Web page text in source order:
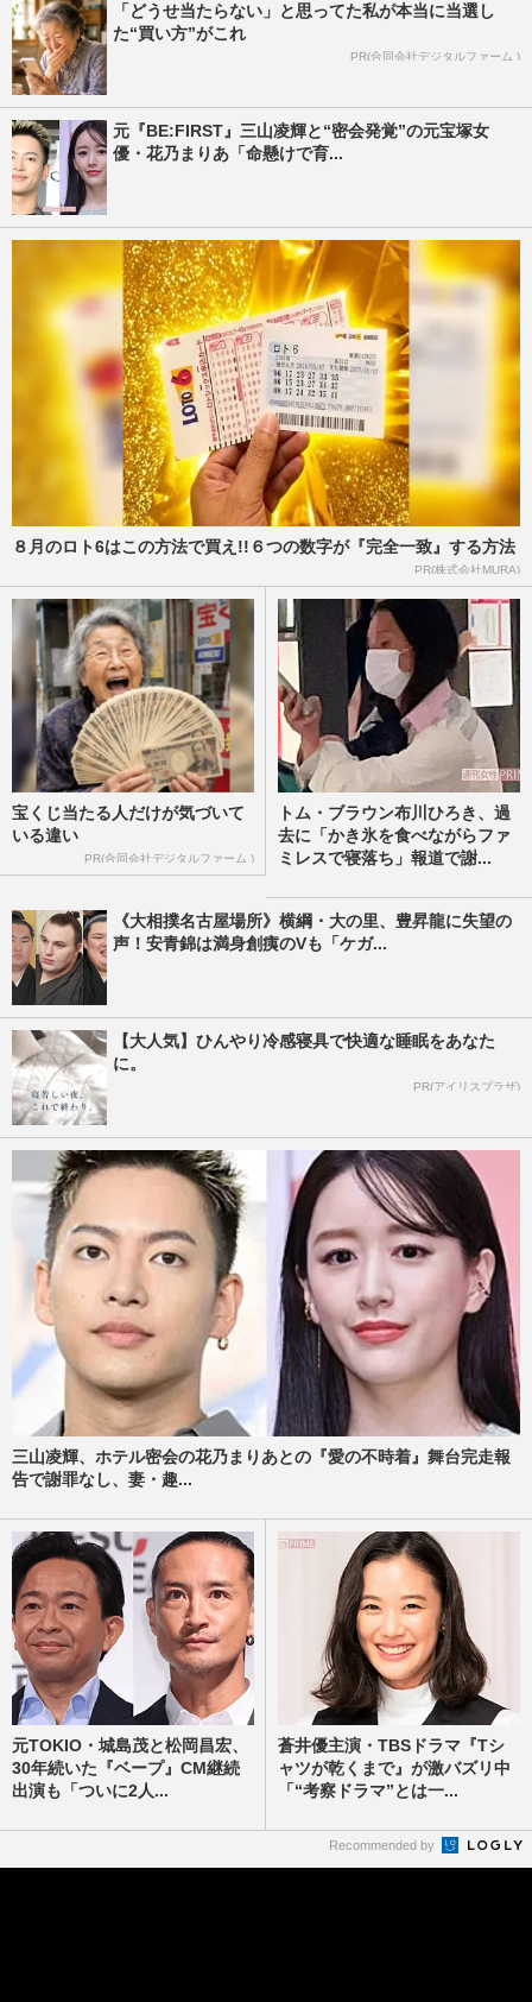
「どうせ当たらない」と思ってた私が本当に当選し
た“買い方”がこれ
PR(合同会社デジタルファーム )
元『BE:FIRST』三山凌輝と“密会発覚”の元宝塚女
優・花乃まりあ「命懸けで育...
８月のロト6はこの方法で買え!!６つの数字が『完全一致』する方法
PR(株式会社MURA)
宝くじ当たる人だけが気づいて
いる違い
PR(合同会社デジタルファーム )
トム・ブラウン布川ひろき、過
去に「かき氷を食べながらファ
ミレスで寝落ち」報道で謝...
《大相撲名古屋場所》横綱・大の里、豊昇龍に失望の
声！安青錦は満身創痍のVも「ケガ...
【大人気】ひんやり冷感寝具で快適な睡眠をあなた
に。
PR(アイリスプラザ)
三山凌輝、ホテル密会の花乃まりあとの『愛の不時着』舞台完走報
告で謝罪なし、妻・趣...
元TOKIO・城島茂と松岡昌宏、
30年続いた『ベープ』CM継続
出演も「ついに2人...
蒼井優主演・TBSドラマ『Tシ
ャツが乾くまで』が激バズリ中
「“考察ドラマ”とは一...
Recommended by